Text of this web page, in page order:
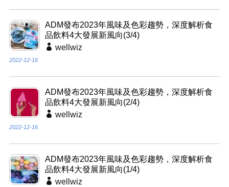
ADM發布2023年風味及色彩趨勢，深度解析食
品飲料4大發展新風向(3/4)
wellwiz
2022-12-16
ADM發布2023年風味及色彩趨勢，深度解析食
品飲料4大發展新風向(2/4)
wellwiz
2022-12-16
ADM發布2023年風味及色彩趨勢，深度解析食
品飲料4大發展新風向(1/4)
wellwiz